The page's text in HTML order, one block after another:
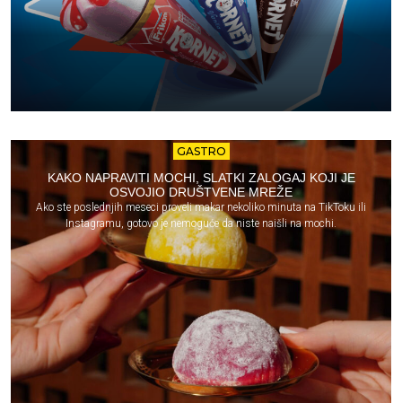
GASTRO
KAKO NAPRAVITI MOCHI, SLATKI ZALOGAJ KOJI JE
OSVOJIO DRUŠTVENE MREŽE
Ako ste poslednjih meseci proveli makar nekoliko minuta na TikToku ili
Instagramu, gotovo je nemoguće da niste naišli na mochi.